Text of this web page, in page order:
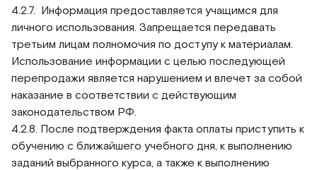
4.2.7. Информация предоставляется учащимся для
личного использования. Запрещается передавать
третьим лицам полномочия по доступу к материалам.
Использование информации с целью последующей
перепродажи является нарушением и влечет за собой
наказание в соответствии с действующим
законодательством РФ.
4.2.8. После подтверждения факта оплаты приступить к
обучению с ближайшего учебного дня, к выполнению
заданий выбранного курса, а также к выполнению